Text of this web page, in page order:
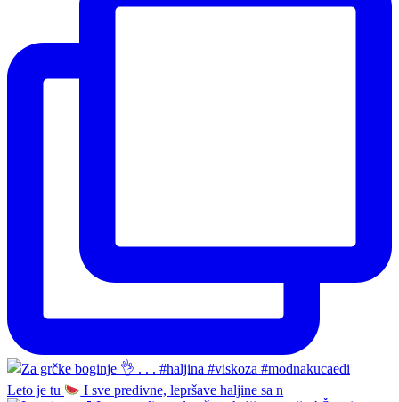
Leto je tu I sve predivne, lepršave haljine sa n